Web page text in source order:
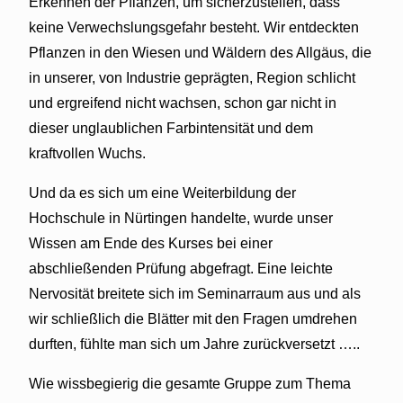
keine Verwechslungsgefahr besteht. Wir entdeckten
Pflanzen in den Wiesen und Wäldern des Allgäus, die
in unserer, von Industrie geprägten, Region schlicht
und ergreifend nicht wachsen, schon gar nicht in
dieser unglaublichen Farbintensität und dem
kraftvollen Wuchs.
Und da es sich um eine Weiterbildung der
Hochschule in Nürtingen handelte, wurde unser
Wissen am Ende des Kurses bei einer
abschließenden Prüfung abgefragt. Eine leichte
Nervosität breitete sich im Seminarraum aus und als
wir schließlich die Blätter mit den Fragen umdrehen
durften, fühlte man sich um Jahre zurückversetzt …..
Wie wissbegierig die gesamte Gruppe zum Thema